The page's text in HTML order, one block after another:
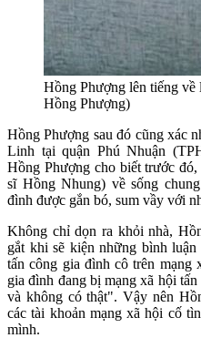
Hồng Phượng lên tiếng về
Hồng Phượng)
Hồng Phượng sau đó cũng xác
Linh tại quận Phú Nhuận
Hồng Phượng cho biết trước
sĩ Hồng Nhung) về sống
đình được gắn bó, sum vầy với
Không chỉ dọn ra khỏi nhà,
gắt khi sẽ kiện những bình
tấn công gia đình cô trên mạng
gia đình đang bị mạng xã hội
và không có thật". Vậy nên
các tài khoản mạng xã hội cố
mình.